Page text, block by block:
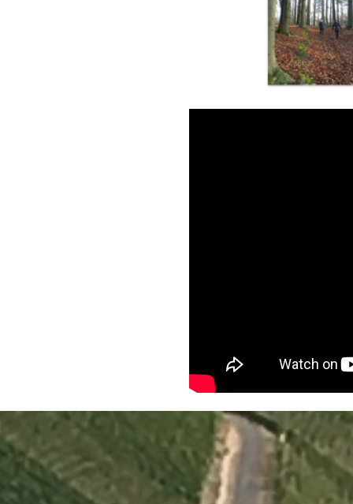
Terug naar de inhoud